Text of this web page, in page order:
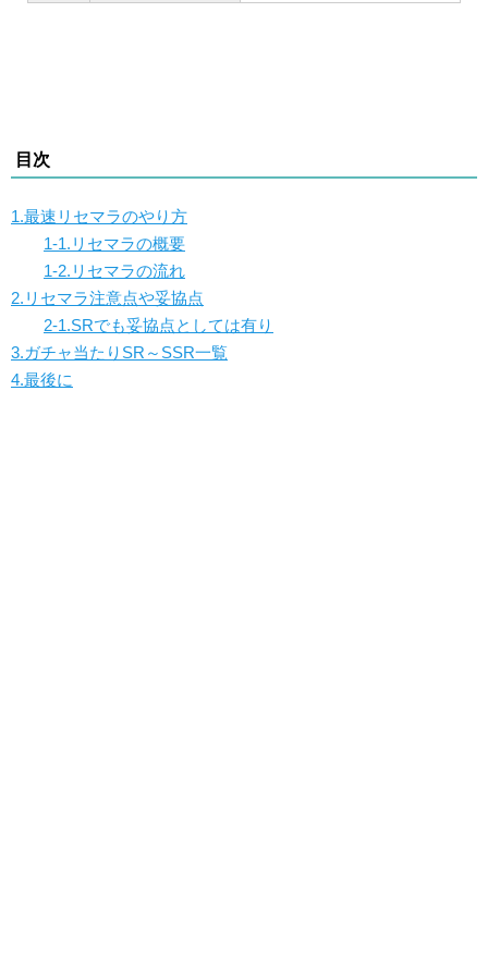
目次
1.最速リセマラのやり方
1-1.リセマラの概要
1-2.リセマラの流れ
2.リセマラ注意点や妥協点
2-1.SRでも妥協点としては有り
3.ガチャ当たりSR～SSR一覧
4.最後に